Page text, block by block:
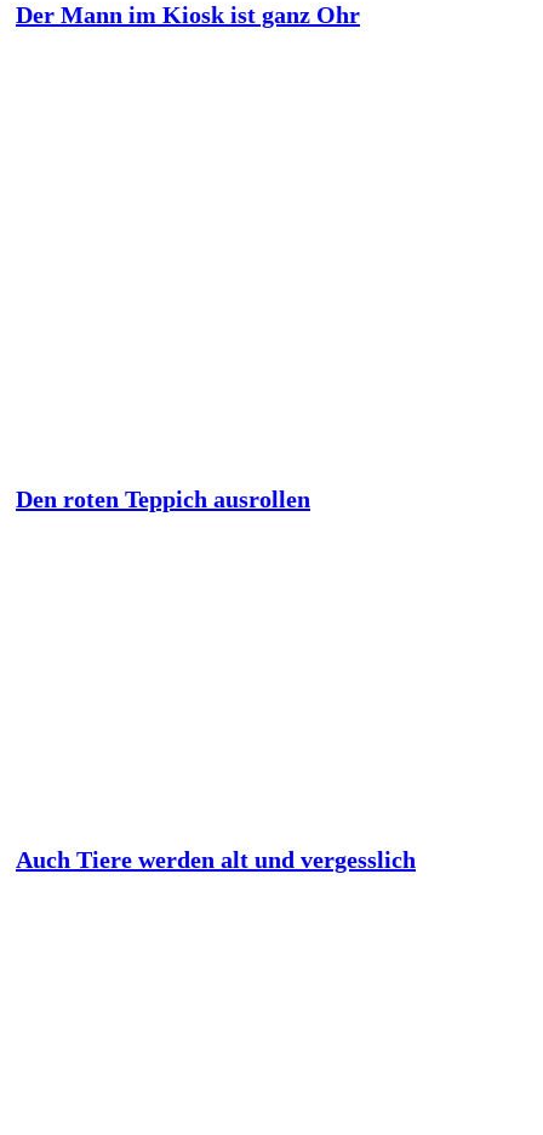
Der Mann im Kiosk ist ganz Ohr
Den roten Teppich ausrollen
Auch Tiere werden alt und vergesslich